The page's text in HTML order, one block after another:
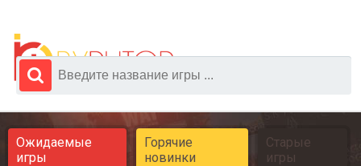
Ожидаемые
игры
Горячие
новинки
Старые
игры